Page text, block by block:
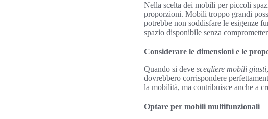
Nella scelta dei mobili per piccoli
proporzioni. Mobili troppo grandi
potrebbe non soddisfare le esigenze
spazio disponibile senza
Considerare le dimensioni e le
Quando si deve scegliere mobili giusti
dovrebbero corrispondere
la mobilità, ma contribuisce anche a
Optare per mobili multifunzionali